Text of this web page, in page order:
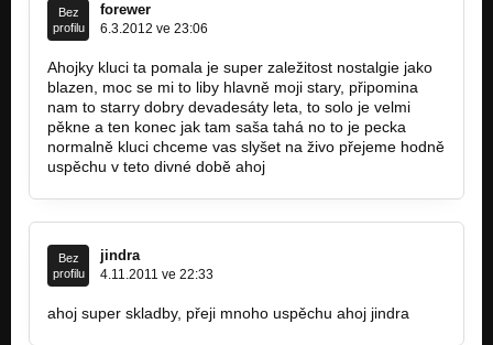
Bez
profilu
forewer
6.3.2012 ve 23:06
Ahojky kluci ta pomala je super zaležitost nostalgie jako
blazen, moc se mi to liby hlavně moji stary, připomina
nam to starry dobry devadesáty leta, to solo je velmi
pěkne a ten konec jak tam saša tahá no to je pecka
normalně kluci chceme vas slyšet na živo přejeme hodně
uspěchu v teto divné době ahoj
Bez
profilu
jindra
4.11.2011 ve 22:33
ahoj super skladby, přeji mnoho uspěchu ahoj jindra